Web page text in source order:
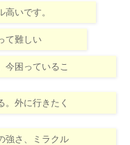
いです。
て難しい
今困っているこ
。外に行きたく
強さ、ミラクル